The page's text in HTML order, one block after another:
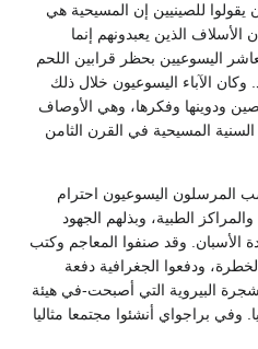
للصينيين إن المسيحية هي
الأسلاف الذين يعبدونهم إنما
اليسوعيين بحظر قرابين اللحم
وكان الآباء اليسوعيون خلال ذلك
ودوينها وفكرها، وهي الأوصاف
المسيحية في القرن الثامن
المرسلون اليسوعيون احترام
الطبية، وبذلهم الجهود
الأسبان. وقد صنفوا المعاجم وكتب
ودفعوا الجغرافية دفعة
البيروية التي أصبحت-في هيئة
وفي براجواي أنشئوا مجتمعا مثاليا